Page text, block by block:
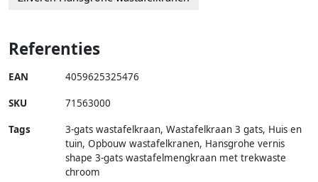
Referenties
EAN 4059625325476
SKU 71563000
Tags
3-gats wastafelkraan, Wastafelkraan 3 gats, Huis en
tuin, Opbouw wastafelkranen, Hansgrohe vernis
shape 3-gats wastafelmengkraan met trekwaste
chroom